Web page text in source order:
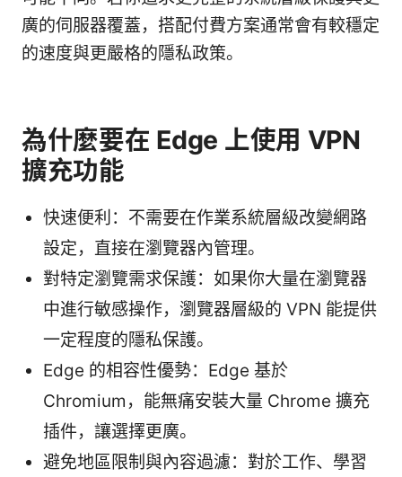
廣的伺服器覆蓋，搭配付費方案通常會有較穩定
的速度與更嚴格的隱私政策。
為什麼要在 Edge 上使用 VPN
擴充功能
快速便利：不需要在作業系統層級改變網路
設定，直接在瀏覽器內管理。
對特定瀏覽需求保護：如果你大量在瀏覽器
中進行敏感操作，瀏覽器層級的 VPN 能提供
一定程度的隱私保護。
Edge 的相容性優勢：Edge 基於
Chromium，能無痛安裝大量 Chrome 擴充
插件，讓選擇更廣。
避免地區限制與內容過濾：對於工作、學習